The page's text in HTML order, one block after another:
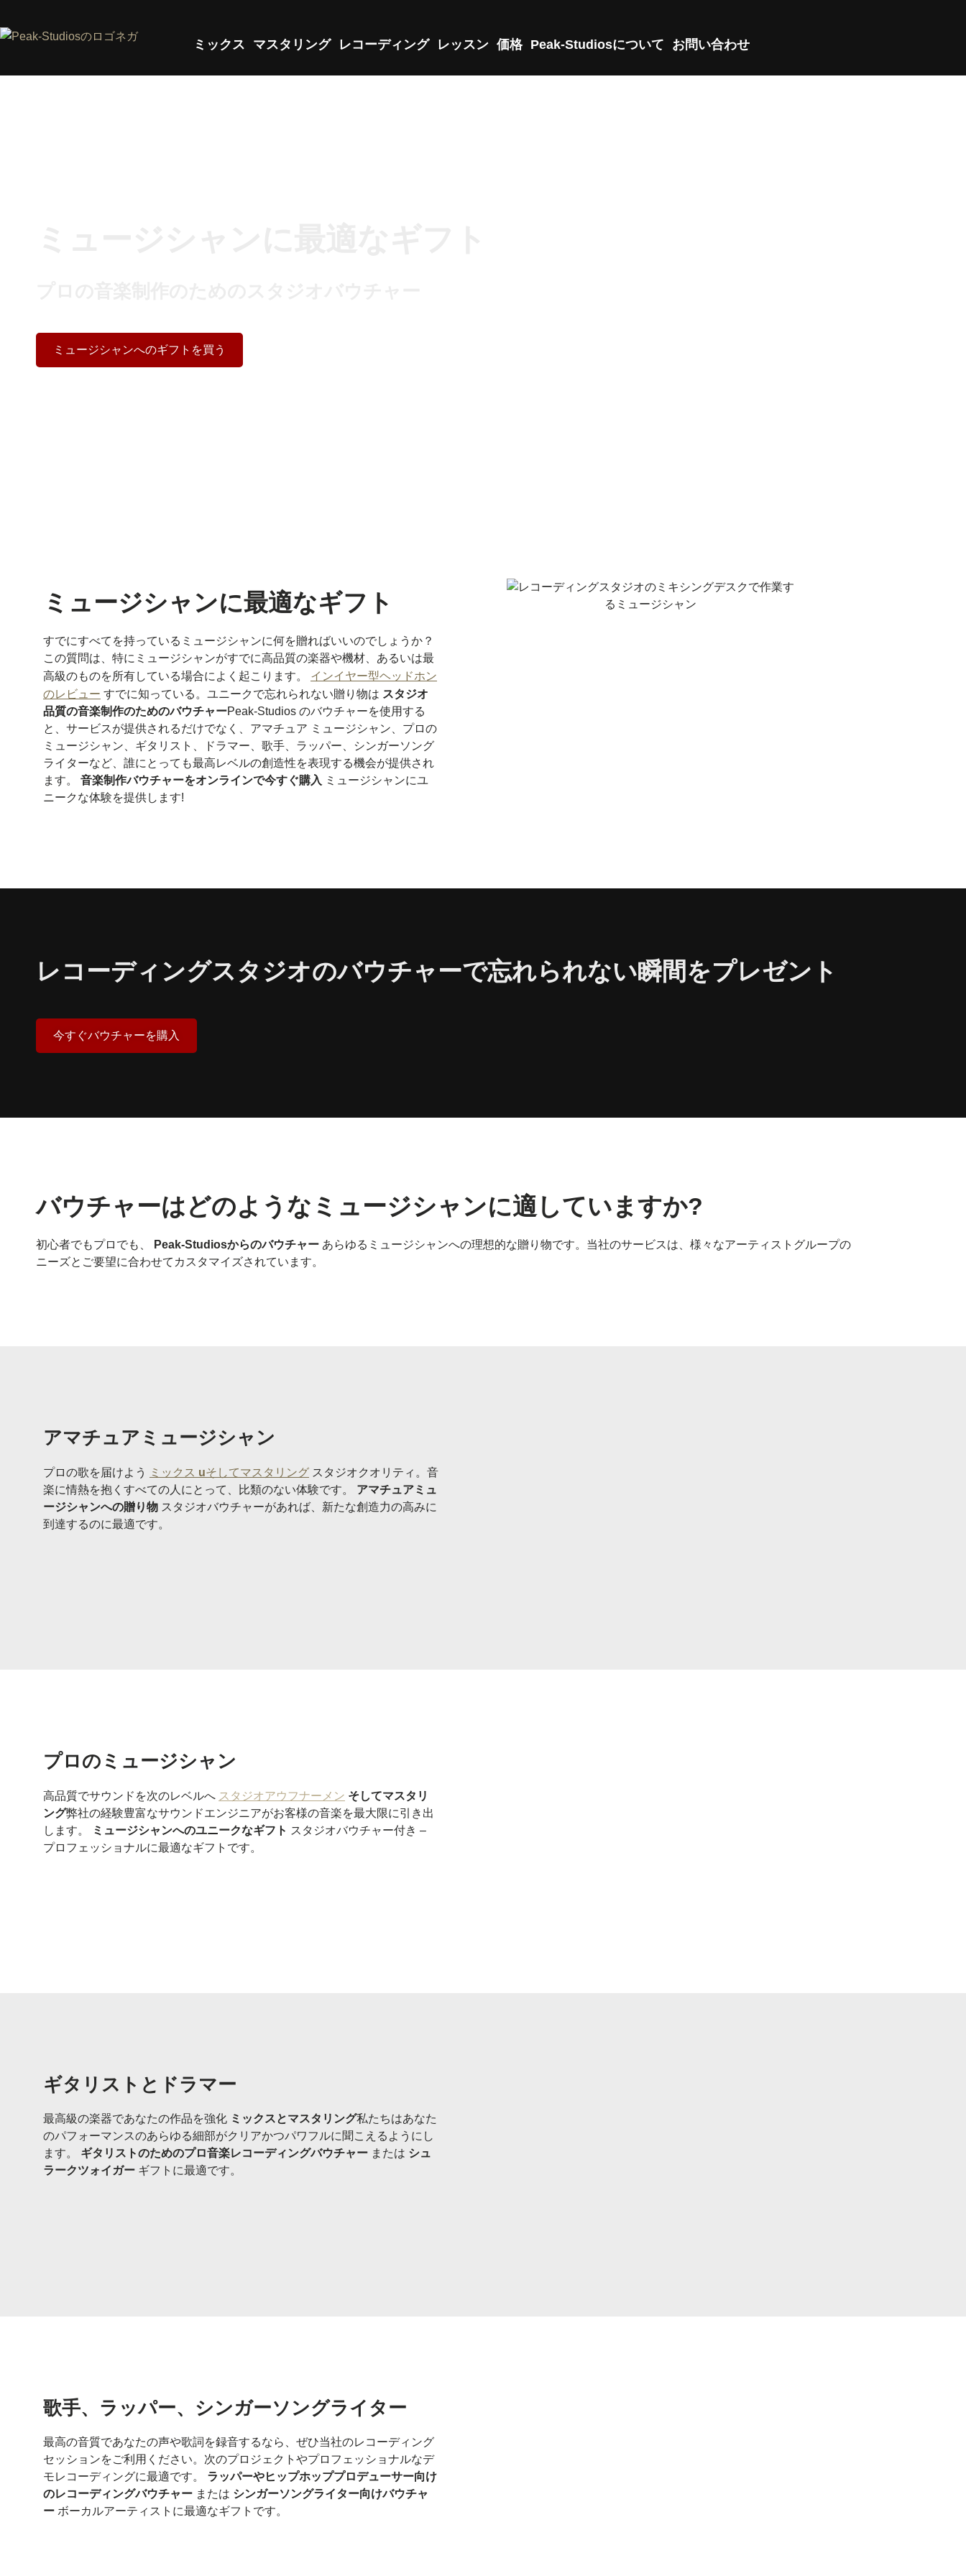
ミックス マスタリング レコーディング レッスン 価格 Peak-Studiosについて お問い合わせ
ミュージシャンへのギフトを買う
ミュージシャンに最適なギフト
すでにすべてを持っているミュージシャンに何を贈ればいいのでしょうか？
この質問は、特にミュージシャンがすでに高品質の楽器や機材、あるいは最
高級のものを所有している場合によく起こります。 インイヤー型ヘッドホン
のレビュー すでに知っている。ユニークで忘れられない贈り物は スタジオ
品質の音楽制作のためのバウチャーPeak-Studios のバウチャーを使用する
と、サービスが提供されるだけでなく、アマチュア ミュージシャン、プロの
ミュージシャン、ギタリスト、ドラマー、歌手、ラッパー、シンガーソング
ライターなど、誰にとっても最高レベルの創造性を表現する機会が提供され
ます。 音楽制作バウチャーをオンラインで今すぐ購入 ミュージシャンにユ
ニークな体験を提供します!
レコーディングスタジオのバウチャーで忘れられない瞬間をプレゼント
今すぐバウチャーを購入
バウチャーはどのようなミュージシャンに適していますか?
初心者でもプロでも、 Peak-Studiosからのバウチャー あらゆるミュージシャンへの理想的な贈り物です。当社のサービスは、様々なアーティストグループの
ニーズとご要望に合わせてカスタマイズされています。
アマチュアミュージシャン
プロの歌を届けよう ミックス uそしてマスタリング スタジオクオリティ。音
楽に情熱を抱くすべての人にとって、比類のない体験です。 アマチュアミュ
ージシャンへの贈り物 スタジオバウチャーがあれば、新たな創造力の高みに
到達するのに最適です。
プロのミュージシャン
高品質でサウンドを次のレベルへ スタジオアウフナーメン そしてマスタリ
ング弊社の経験豊富なサウンドエンジニアがお客様の音楽を最大限に引き出
します。
ミュージシャンへのユニークなギフト スタジオバウチャー付き –
プロフェッショナルに最適なギフトです。
ギタリストとドラマー
最高級の楽器であなたの作品を強化 ミックスとマスタリング私たちはあなた
のパフォーマンスのあらゆる細部がクリアかつパワフルに聞こえるようにし
ます。 ギタリストのためのプロ音楽レコーディングバウチャー または シュ
ラークツォイガー ギフトに最適です。
歌手、ラッパー、シンガーソングライター
最高の音質であなたの声や歌詞を録音するなら、ぜひ当社のレコーディング
セッションをご利用ください。次のプロジェクトやプロフェッショナルなデ
モレコーディングに最適です。 ラッパーやヒップホッププロデューサー向け
のレコーディングバウチャー または シンガーソングライター向けバウチャ
ー ボーカルアーティストに最適なギフトです。